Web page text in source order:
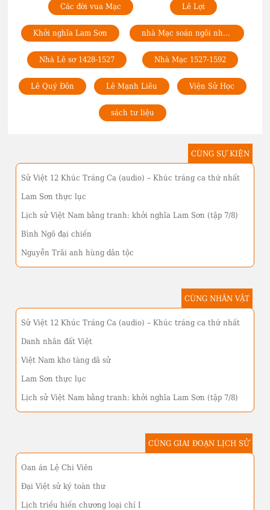
Các đời vua Mạc Lê Lợi
Khởi nghĩa Lam Sơn nhà Mạc soán ngôi nhà Hậu Lê
Nhà Lê sơ 1428-1527 Nhà Mạc 1527-1592
Lê Quý Đôn Lê Mạnh Liêu Viện Sử Học
sách tư liệu
CÙNG SỰ KIỆN
Sử Việt 12 Khúc Tráng Ca (audio) – Khúc tráng ca thứ nhất
Lam Sơn thực lục
Lịch sử Việt Nam bằng tranh: khởi nghĩa Lam Sơn (tập 7/8)
Bình Ngô đại chiến
Nguyễn Trãi anh hùng dân tộc
CÙNG NHÂN VẬT
Sử Việt 12 Khúc Tráng Ca (audio) – Khúc tráng ca thứ nhất
Danh nhân đất Việt
Việt Nam kho tàng dã sử
Lam Sơn thực lục
Lịch sử Việt Nam bằng tranh: khởi nghĩa Lam Sơn (tập 7/8)
CÙNG GIAI ĐOẠN LỊCH SỬ
Oan án Lệ Chi Viên
Đại Việt sử ký toàn thư
Lịch triều hiến chương loại chí I